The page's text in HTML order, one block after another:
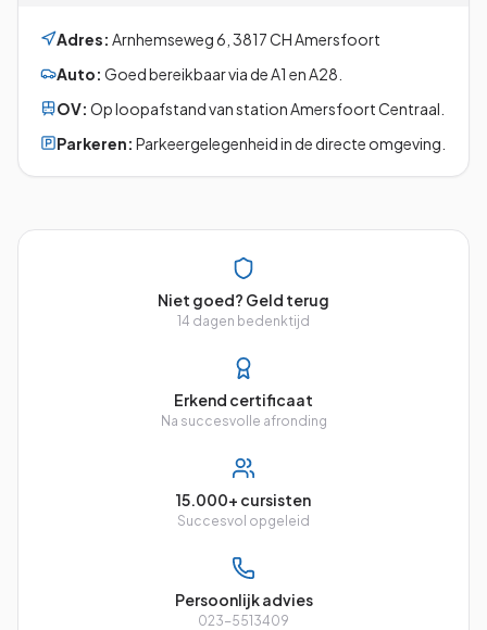
Adres: Arnhemseweg 6 3817 CHAmersfoort
Auto: Goed bereikbaar via de A1 en A28.
OV: Op loopafstand van station Amersfoort Centraal.
Parkeren: Parkeergelegenheid in de directe omgeving.
Niet goed? Geld terug
14 dagen bedenktijd
Erkend certificaat
Na succesvolle afronding
15.000+ cursisten
Succesvol opgeleid
Persoonlijk advies
023-5513409